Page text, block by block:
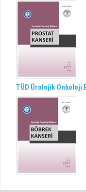
TÜD Ürolojik Onkoloji